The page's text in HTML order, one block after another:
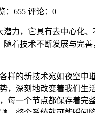
：655 评论：0
力，它具有去中心化
着技术不断发展与完
样的新技术宛如夜空
，深刻地改变着我们
每一个节点都保存着